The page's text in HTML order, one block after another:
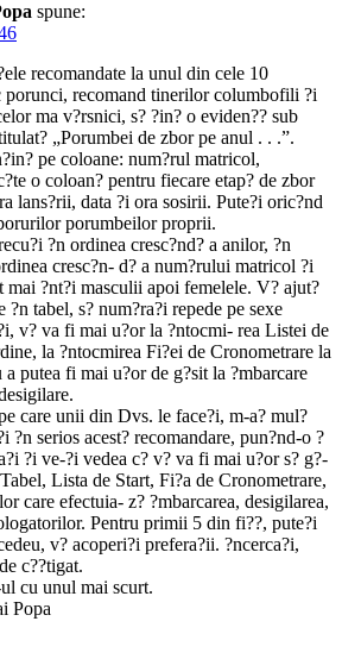
spune:
recomandate la unul din cele 10
porunci, recomand tinerilor columbofili ?i
ma v?rsnici, s? ?in? o eviden?? sub
„Porumbei de zbor pe anul . . .”.
pe coloane: num?rul matricol,
o coloan? pentru fiecare etap? de zbor
lans?rii, data ?i ora sosirii. Pute?i oric?nd
porumbeilor proprii.
?n ordinea cresc?nd? a anilor, ?n
cresc?n- d? a num?rului matricol ?i
mai ?nt?i masculii apoi femelele. V? ajut?
?n tabel, s? num?ra?i repede pe sexe
v? va fi mai u?or la ?ntocmi- rea Listei de
la ?ntocmirea Fi?ei de Cronometrare la
putea fi mai u?or de g?sit la ?mbarcare
care unii din Dvs. le face?i, m-a? mul?
?n serios acest? recomandare, pun?nd-o ?
?i ve-?i vedea c? v? va fi mai u?or s? g?-
Lista de Start, Fi?a de Cronometrare,
care efectuia- z? ?mbarcarea, desigilarea,
Pentru primii 5 din fi??, pute?i
v? acoperi?i prefera?ii. ?ncerca?i,
c??tigat.
cu unul mai scurt.
Popa